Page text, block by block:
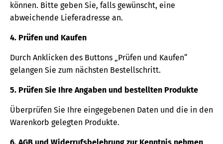
können. Bitte geben Sie, falls gewünscht, eine
abweichende Lieferadresse an.
4. Prüfen und Kaufen
Durch Anklicken des Buttons „Prüfen und Kaufen“
gelangen Sie zum nächsten Bestellschritt.
5. Prüfen Sie Ihre Angaben und bestellten Produkte
Überprüfen Sie Ihre eingegebenen Daten und die in den
Warenkorb gelegten Produkte.